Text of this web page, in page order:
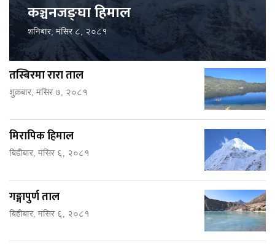
कञ्चनजङ्घा हिमाल
शनिबार, मंसिर ८, २०८१
तस्बिरमा रारा ताल
शुक्रबार, मंसिर ७, २०८१
मिरापिक हिमाल
बिहीबार, मंसिर ६, २०८१
गङ्गापुर्ण ताल
बिहीबार, मंसिर ६, २०८१